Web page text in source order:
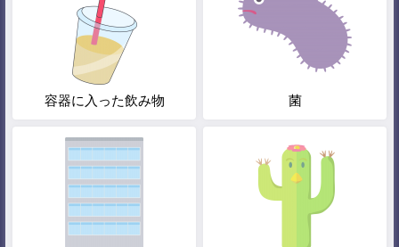
容器に入った飲み物 菌